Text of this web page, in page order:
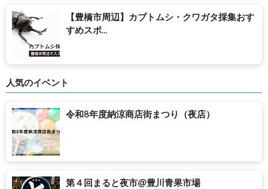
【豊橋市周辺】カブトムシ・クワガタ採集おす
すめスポ...
人気のイベント
令和8年度納涼商店街まつり（夜店）
第４回まると夜市@豊川青果市場